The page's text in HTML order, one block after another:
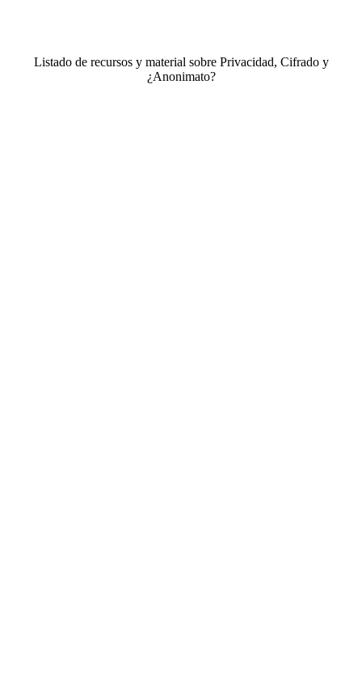
Listado de recursos y material sobre Privacidad, Cifrado y
¿Anonimato?